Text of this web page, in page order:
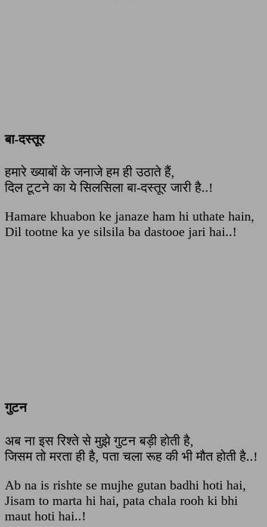
बा-दस्तूर
हमारे ख्याबों के जनाजे हम ही उठाते हैं,
दिल टूटने का ये सिलसिला बा-दस्तूर जारी है..!
Hamare khuabon ke janaze ham hi uthate hain,
Dil tootne ka ye silsila ba dastooe jari hai..!
गुटन
अब ना इस रिश्ते से मुझे गुटन बड़ी होती है,
जिसम तो मरता ही है, पता चला रूह की भी मौत होती है..!
Ab na is rishte se mujhe gutan badhi hoti hai,
Jisam to marta hi hai, pata chala rooh ki bhi
maut hoti hai..!